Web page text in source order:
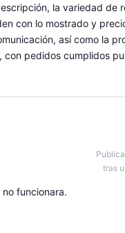
la variedad de
con lo mostrado y
así como la
con pedidos cumplidos
tras
funcionara.